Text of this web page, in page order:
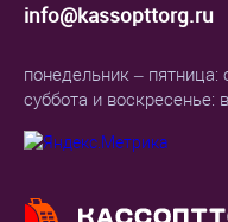
info@kassopttorg.ru
понедельник – пятница:
суббота и воскресенье: